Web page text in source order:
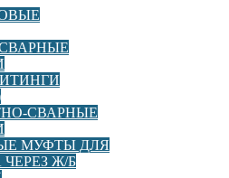
СВАРНЫЕ
МУФТЫ ДЛЯ
Ж/Б
ГОСТ 7798-70